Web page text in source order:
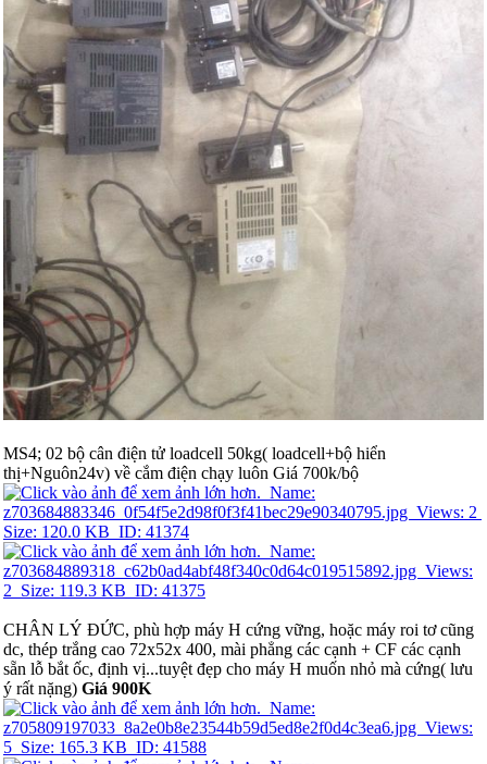
MS4; 02 bộ cân điện tử loadcell 50kg( loadcell+bộ hiển
thị+Nguôn24v) về cắm điện chạy luôn Giá 700k/bộ
CHÂN LÝ ĐỨC, phù hợp máy H cứng vững, hoặc máy roi tơ cũng
dc, thép trắng cao 72x52x 400, mài phẳng các cạnh + CF các cạnh
sẵn lỗ bắt ốc, định vị...tuyệt đẹp cho máy H muốn nhỏ mà cứng( lưu
ý rất nặng) Giá 900K